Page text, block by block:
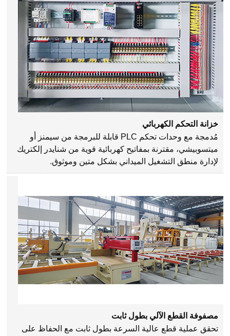
خزانة التحكم الكهربائي
مُدمجة مع وحدات تحكم PLC قابلة للبرمجة من سيمنز أو
ميتسوبيشي، مقترنة بمفاتيح كهربائية قوية من شنايدر إلكتريك
لإدارة منطق التشغيل الميداني بشكل متين وموثوق.
مصفوفة القطع الآلي بطول ثابت
تحقق عملية قطع عالية السرعة بطول ثابت مع الحفاظ على